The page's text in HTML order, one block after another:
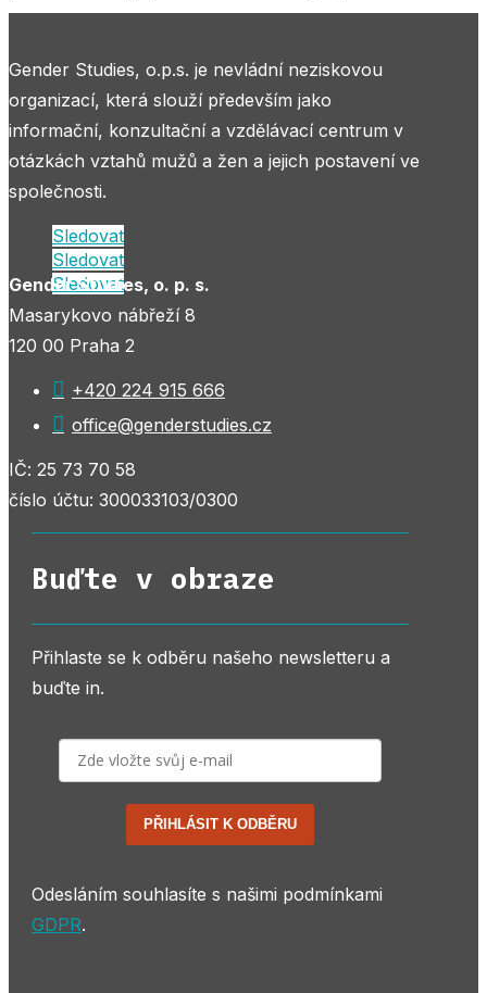
Gender Studies, o.p.s. je nevládní neziskovou
organizací, která slouží především jako
informační, konzultační a vzdělávací centrum v
otázkách vztahů mužů a žen a jejich postavení ve
společnosti.
Sledovat
Sledovat
Sledovat
Gender Studies, o. p. s.
Masarykovo nábřeží 8
120 00 Praha 2
 +420 224 915 666
 office@genderstudies.cz
IČ: 25 73 70 58
číslo účtu: 300033103/0300
Buďte v obraze
Přihlaste se k odběru našeho newsletteru a
buďte in.
PŘIHLÁSIT K ODBĚRU
Odesláním souhlasíte s našimi podmínkami
GDPR.